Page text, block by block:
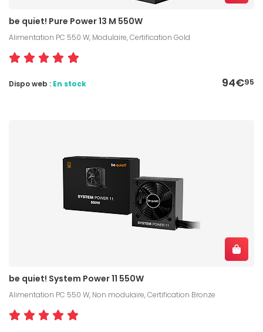
be quiet! Pure Power 13 M 550W
Alimentation PC 550 W, Modulaire, Certification Gold
94€95
Dispo web : En stock
be quiet! System Power 11 550W
Alimentation PC 550 W, Non modulaire, Certification Bronze